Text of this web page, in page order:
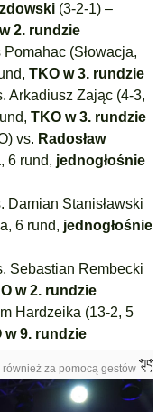
(3-2-1) –
2. rundzie
(Słowacja,
TKO w 3. rundzie
Arkadiusz Zając (4-3,
TKO w 3. rundzie
vs. Radosław
6 rund, jednogłośnie
Damian Stanisławski
6 rund, jednogłośnie
Sebastian Rembecki
w 2. rundzie
Hardzeika (13-2, 5
w 9. rundzie
za pomocą gestów